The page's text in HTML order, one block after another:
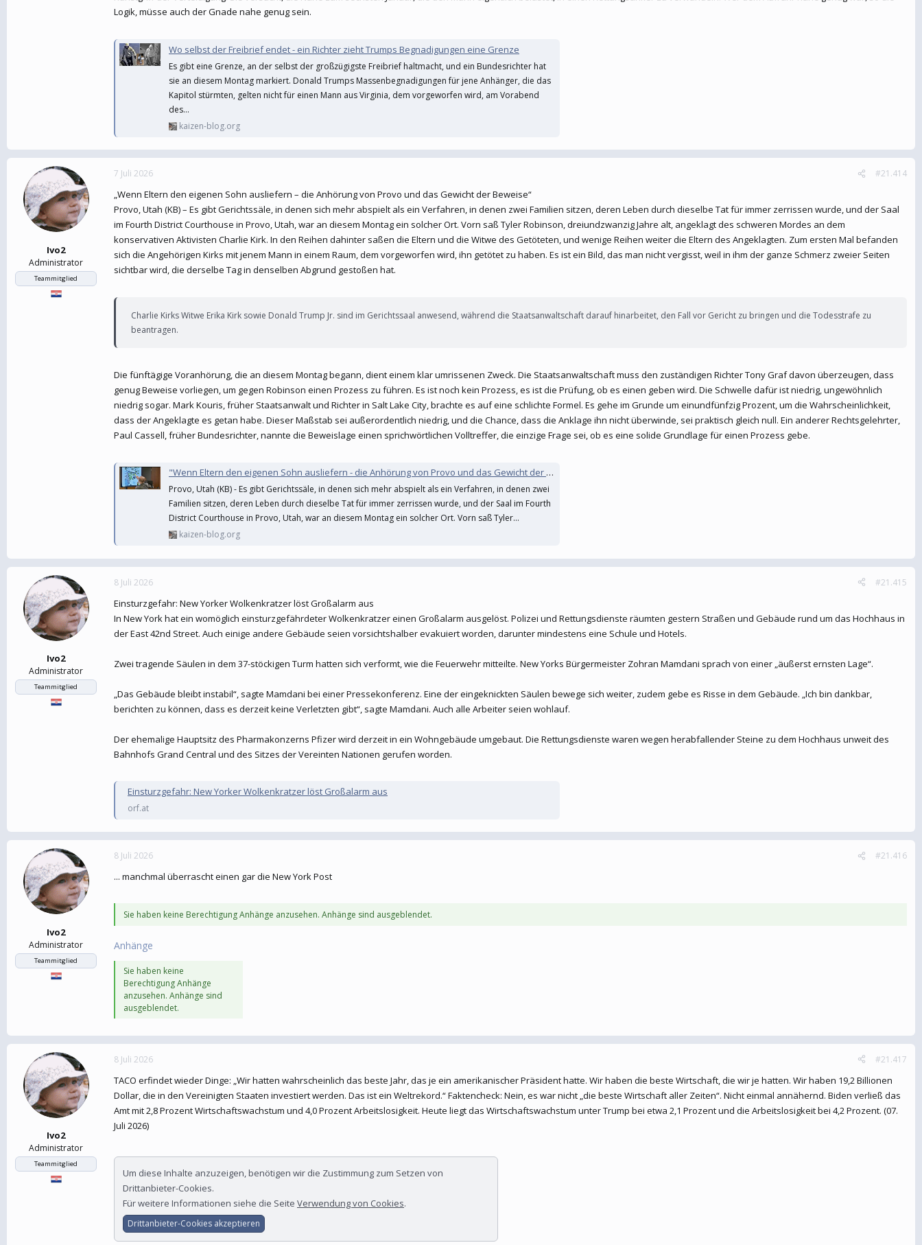
Logik, müsse auch der Gnade nahe genug sein.
Wo selbst der Freibrief endet - ein Richter zieht Trumps Begnadigungen eine Grenze
Es gibt eine Grenze, an der selbst der großzügigste Freibrief haltmacht, und ein Bundesrichter hat
sie an diesem Montag markiert. Donald Trumps Massenbegnadigungen für jene Anhänger, die das
Kapitol stürmten, gelten nicht für einen Mann aus Virginia, dem vorgeworfen wird, am Vorabend
des...
kaizen-blog.org
Ivo2
Administrator
Teammitglied
7 Juli 2026 #21.414
„Wenn Eltern den eigenen Sohn ausliefern – die Anhörung von Provo und das Gewicht der Beweise“
Provo, Utah (KB) – Es gibt Gerichtssäle, in denen sich mehr abspielt als ein Verfahren, in denen zwei Familien sitzen, deren Leben durch dieselbe Tat für immer zerrissen wurde, und der Saal
im Fourth District Courthouse in Provo, Utah, war an diesem Montag ein solcher Ort. Vorn saß Tyler Robinson, dreiundzwanzig Jahre alt, angeklagt des schweren Mordes an dem
konservativen Aktivisten Charlie Kirk. In den Reihen dahinter saßen die Eltern und die Witwe des Getöteten, und wenige Reihen weiter die Eltern des Angeklagten. Zum ersten Mal befanden
sich die Angehörigen Kirks mit jenem Mann in einem Raum, dem vorgeworfen wird, ihn getötet zu haben. Es ist ein Bild, das man nicht vergisst, weil in ihm der ganze Schmerz zweier Seiten
sichtbar wird, die derselbe Tag in denselben Abgrund gestoßen hat.
Charlie Kirks Witwe Erika Kirk sowie Donald Trump Jr. sind im Gerichtssaal anwesend, während die Staatsanwaltschaft darauf hinarbeitet, den Fall vor Gericht zu bringen und die Todesstrafe zu
beantragen.
Die fünftägige Voranhörung, die an diesem Montag begann, dient einem klar umrissenen Zweck. Die Staatsanwaltschaft muss den zuständigen Richter Tony Graf davon überzeugen, dass
genug Beweise vorliegen, um gegen Robinson einen Prozess zu führen. Es ist noch kein Prozess, es ist die Prüfung, ob es einen geben wird. Die Schwelle dafür ist niedrig, ungewöhnlich
niedrig sogar. Mark Kouris, früher Staatsanwalt und Richter in Salt Lake City, brachte es auf eine schlichte Formel. Es gehe im Grunde um einundfünfzig Prozent, um die Wahrscheinlichkeit,
dass der Angeklagte es getan habe. Dieser Maßstab sei außerordentlich niedrig, und die Chance, dass die Anklage ihn nicht überwinde, sei praktisch gleich null. Ein anderer Rechtsgelehrter,
Paul Cassell, früher Bundesrichter, nannte die Beweislage einen sprichwörtlichen Volltreffer, die einzige Frage sei, ob es eine solide Grundlage für einen Prozess gebe.
"Wenn Eltern den eigenen Sohn ausliefern - die Anhörung von Provo und das Gewicht der Beweise"
Provo, Utah (KB) - Es gibt Gerichtssäle, in denen sich mehr abspielt als ein Verfahren, in denen zwei
Familien sitzen, deren Leben durch dieselbe Tat für immer zerrissen wurde, und der Saal im Fourth
District Courthouse in Provo, Utah, war an diesem Montag ein solcher Ort. Vorn saß Tyler...
kaizen-blog.org
Ivo2
Administrator
Teammitglied
8 Juli 2026 #21.415
Einsturzgefahr: New Yorker Wolkenkratzer löst Großalarm aus
In New York hat ein womöglich einsturzgefährdeter Wolkenkratzer einen Großalarm ausgelöst. Polizei und Rettungsdienste räumten gestern Straßen und Gebäude rund um das Hochhaus in
der East 42nd Street. Auch einige andere Gebäude seien vorsichtshalber evakuiert worden, darunter mindestens eine Schule und Hotels.
Zwei tragende Säulen in dem 37-stöckigen Turm hatten sich verformt, wie die Feuerwehr mitteilte. New Yorks Bürgermeister Zohran Mamdani sprach von einer „äußerst ernsten Lage“.
„Das Gebäude bleibt instabil“, sagte Mamdani bei einer Pressekonferenz. Eine der eingeknickten Säulen bewege sich weiter, zudem gebe es Risse in dem Gebäude. „Ich bin dankbar,
berichten zu können, dass es derzeit keine Verletzten gibt“, sagte Mamdani. Auch alle Arbeiter seien wohlauf.
Der ehemalige Hauptsitz des Pharmakonzerns Pfizer wird derzeit in ein Wohngebäude umgebaut. Die Rettungsdienste waren wegen herabfallender Steine zu dem Hochhaus unweit des
Bahnhofs Grand Central und des Sitzes der Vereinten Nationen gerufen worden.
Einsturzgefahr: New Yorker Wolkenkratzer löst Großalarm aus
orf.at
Ivo2
Administrator
Teammitglied
8 Juli 2026 #21.416
... manchmal überrascht einen gar die New York Post
Sie haben keine Berechtigung Anhänge anzusehen. Anhänge sind ausgeblendet.
Anhänge
Sie haben keine
Berechtigung Anhänge
anzusehen. Anhänge sind
ausgeblendet.
Ivo2
Administrator
Teammitglied
8 Juli 2026 #21.417
TACO erfindet wieder Dinge: „Wir hatten wahrscheinlich das beste Jahr, das je ein amerikanischer Präsident hatte. Wir haben die beste Wirtschaft, die wir je hatten. Wir haben 19,2 Billionen
Dollar, die in den Vereinigten Staaten investiert werden. Das ist ein Weltrekord.“ Faktencheck: Nein, es war nicht „die beste Wirtschaft aller Zeiten“. Nicht einmal annähernd. Biden verließ das
Amt mit 2,8 Prozent Wirtschaftswachstum und 4,0 Prozent Arbeitslosigkeit. Heute liegt das Wirtschaftswachstum unter Trump bei etwa 2,1 Prozent und die Arbeitslosigkeit bei 4,2 Prozent. (07.
Juli 2026)
Um diese Inhalte anzuzeigen, benötigen wir die Zustimmung zum Setzen von
Drittanbieter-Cookies.
Für weitere Informationen siehe die Seite Verwendung von Cookies.
Drittanbieter-Cookies akzeptieren